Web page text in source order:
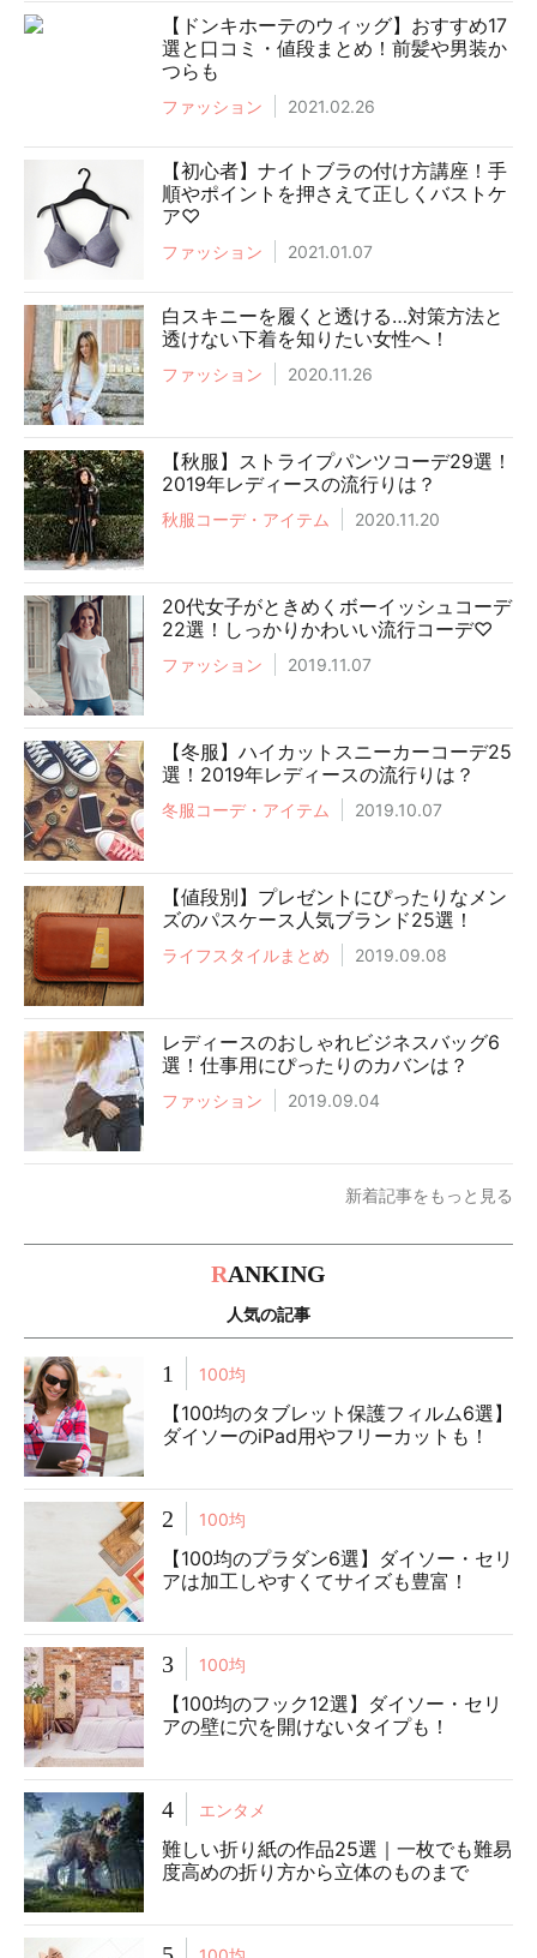
【ドンキホーテのウィッグ】おすすめ17
選と口コミ・値段まとめ！前髪や男装か
つらも
ファッション 2021.02.26
【初心者】ナイトブラの付け方講座！手
順やポイントを押さえて正しくバストケ
ア♡
ファッション 2021.01.07
白スキニーを履くと透ける…対策方法と
透けない下着を知りたい女性へ！
ファッション 2020.11.26
【秋服】ストライプパンツコーデ29選！
2019年レディースの流行りは？
秋服コーデ・アイテム 2020.11.20
20代女子がときめくボーイッシュコーデ
22選！しっかりかわいい流行コーデ♡
ファッション 2019.11.07
【冬服】ハイカットスニーカーコーデ25
選！2019年レディースの流行りは？
冬服コーデ・アイテム 2019.10.07
【値段別】プレゼントにぴったりなメン
ズのパスケース人気ブランド25選！
ライフスタイルまとめ 2019.09.08
レディースのおしゃれビジネスバッグ6
選！仕事用にぴったりのカバンは？
ファッション 2019.09.04
新着記事をもっと見る
RANKING
人気の記事
1 100均
【100均のタブレット保護フィルム6選】
ダイソーのiPad用やフリーカットも！
2 100均
【100均のプラダン6選】ダイソー・セリ
アは加工しやすくてサイズも豊富！
3 100均
【100均のフック12選】ダイソー・セリ
アの壁に穴を開けないタイプも！
4 エンタメ
難しい折り紙の作品25選｜一枚でも難易
度高めの折り方から立体のものまで